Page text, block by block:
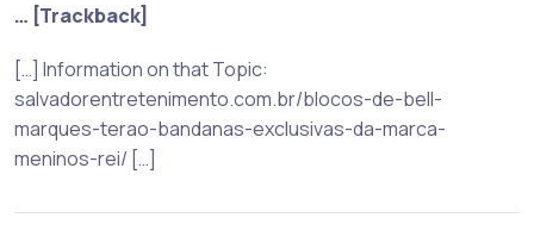
… [Trackback]
[…] Information on that Topic:
salvadorentretenimento.com.br/blocos-de-bell-
marques-terao-bandanas-exclusivas-da-marca-
meninos-rei/ […]